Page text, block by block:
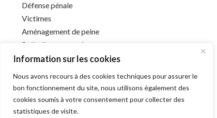
Information sur les cookies
Nous avons recours à des cookies techniques pour assurer le
bon fonctionnement du site, nous utilisons également des
cookies soumis à votre consentement pour collecter des
statistiques de visite.
Défense pénale
Victimes
Aménagement de peine
Préjudice corporel
Infos utiles
Liens utiles
Mentions légales